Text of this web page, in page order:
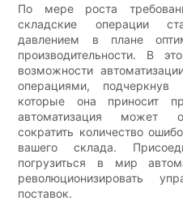
По мере роста
складские операции
давлением в плане
производительности. В
возможности
операциями,
которые она приносит
автоматизация может
сократить количество
вашего склада.
погрузиться в мир
революционизировать
поставок.